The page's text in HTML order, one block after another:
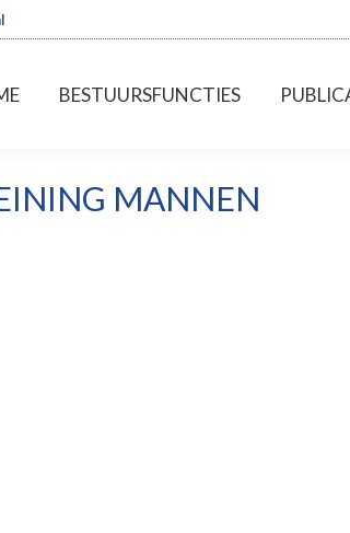
BESTUURSFUNCTIES
MANNEN
HOME BESTUURSFUNCTIES